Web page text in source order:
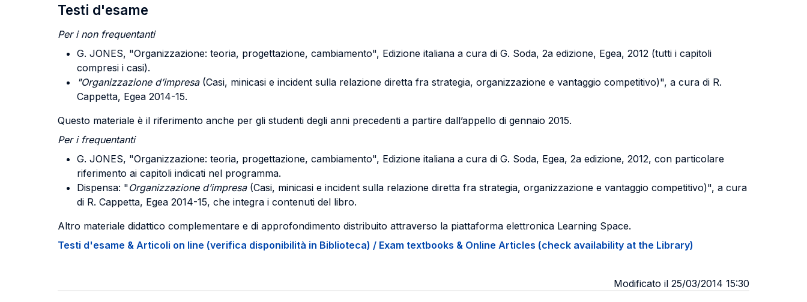
Testi d'esame
Per i non frequentanti
G. JONES, "Organizzazione: teoria, progettazione, cambiamento", Edizione italiana a cura di G. Soda, 2a edizione, Egea, 2012 (tutti i capitoli
compresi i casi).
"Organizzazione d’impresa(Casi, minicasi e incident sulla relazione diretta fra strategia, organizzazione e vantaggio competitivo)", a cura di R.
Cappetta, Egea 2014-15.
Questo materiale è il riferimento anche per gli studenti degli anni precedenti a partire dall’appello di gennaio 2015.
Per i frequentanti
G. JONES, "Organizzazione: teoria, progettazione, cambiamento", Edizione italiana a cura di G. Soda, Egea, 2a edizione, 2012, con particolare
riferimento ai capitoli indicati nel programma.
Dispensa: "Organizzazione d’impresa(Casi, minicasi e incident sulla relazione diretta fra strategia, organizzazione e vantaggio competitivo)", a cura
di R. Cappetta, Egea 2014-15, che integra i contenuti del libro.
Altro materiale didattico complementare e di approfondimento distribuito attraverso la piattaforma elettronica Learning Space.
Testi d'esame & Articoli on line (verifica disponibilità in Biblioteca) / Exam textbooks & Online Articles (check availability at the Library)
Modificato il 25/03/2014 15:30